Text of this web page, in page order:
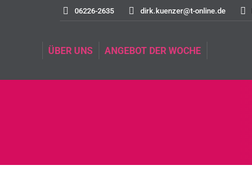
06226-2635 dirk.kuenzer@t-online.de
ÜBER UNS ANGEBOT DER WOCHE